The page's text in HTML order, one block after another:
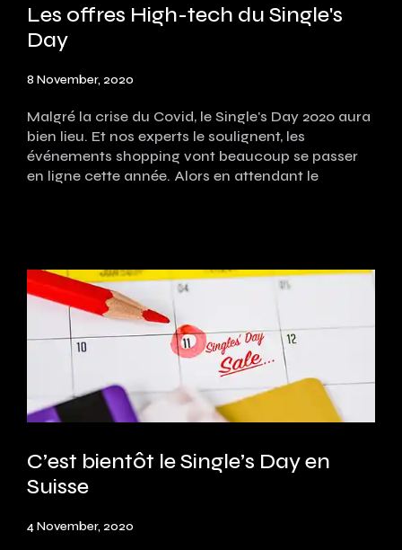
Les offres High-tech du Single's
Day
8 November, 2020
Malgré la crise du Covid, le Single's Day 2020 aura
bien lieu. Et nos experts le soulignent, les
événements shopping vont beaucoup se passer
en ligne cette année. Alors en attendant le
C’est bientôt le Single’s Day en
Suisse
4 November, 2020